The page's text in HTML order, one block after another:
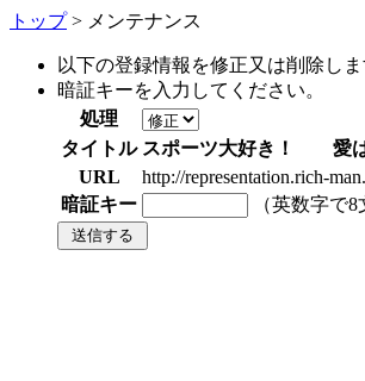
トップ> メンテナンス
以下の登録情報を修正又は削除しま
暗証キーを入力してください。
処理
タイトル スポーツ大好き！ 愛は
URL
http://representation.rich-
暗証キー
（英数字で8